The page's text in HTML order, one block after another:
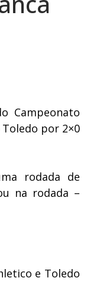
Campeonato
por 2×0
rodada de
na rodada –
e Toledo